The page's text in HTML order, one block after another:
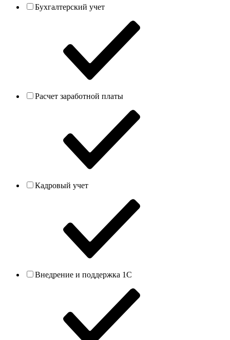
Бухгалтерский учет
Расчет заработной платы
Кадровый учет
Внедрение и поддержка 1С